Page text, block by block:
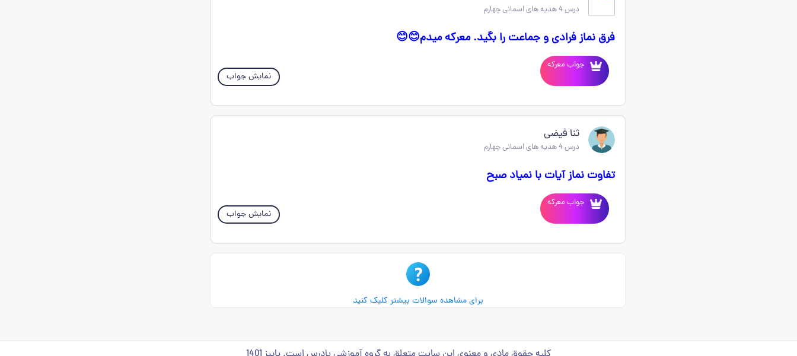
درس 4 هدیه های اسمانی چهارم
فرق نماز فرادی و جماعت را بگید. معرکه میدم😊😊
جواب معرکه
نمایش جواب
ثنا فیضی
درس 4 هدیه های اسمانی چهارم
تفاوت نماز آیات با نمیاد صبح
جواب معرکه
نمایش جواب
برای مشاهده سوالات بیشتر کلیک کنید